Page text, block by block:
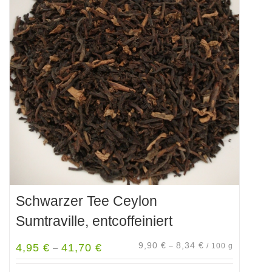
auf.
Die
Optionen
können
auf
der
Produktseite
gewählt
werden
Schwarzer Tee Ceylon
Sumtraville, entcoffeiniert
4,95 € – 41,70 € 9,90 € – 8,34 € / 100 g